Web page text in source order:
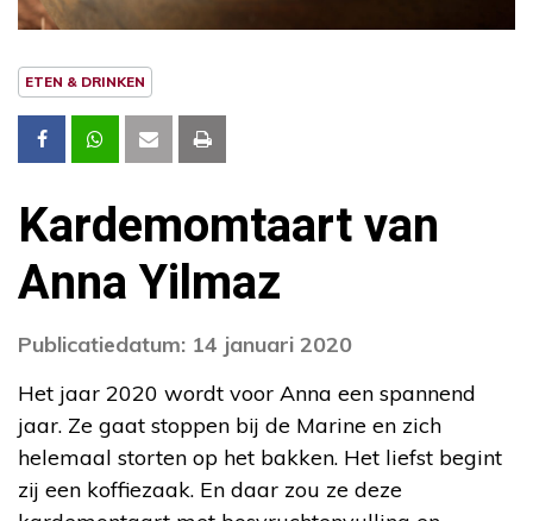
ETEN & DRINKEN
Kardemomtaart van
Anna Yilmaz
Publicatiedatum: 14 januari 2020
Het jaar 2020 wordt voor Anna een spannend
jaar. Ze gaat stoppen bij de Marine en zich
helemaal storten op het bakken. Het liefst begint
zij een koffiezaak. En daar zou ze deze